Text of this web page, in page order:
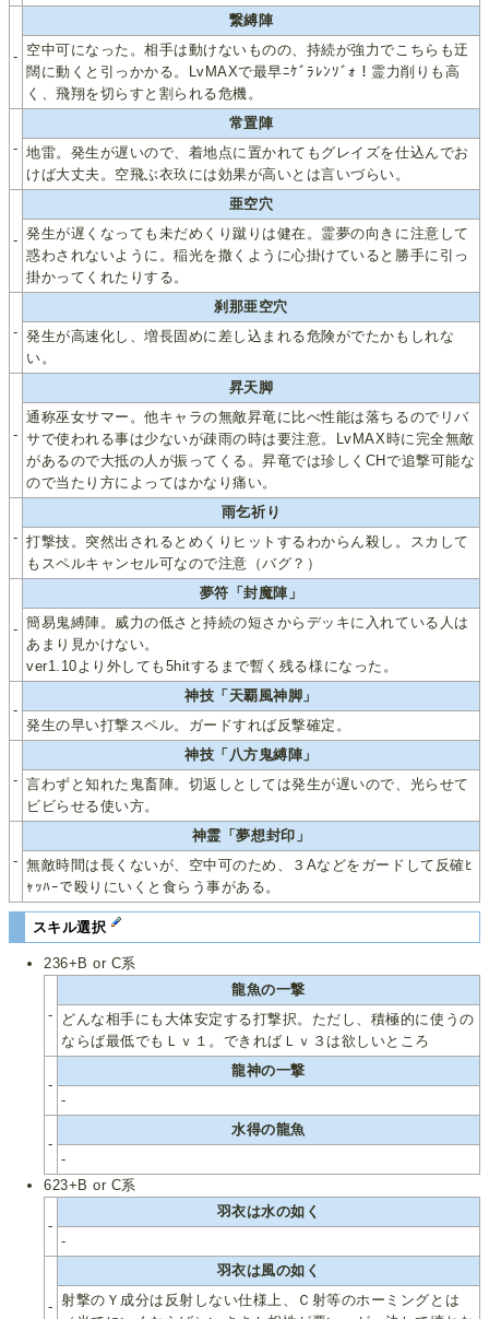
-
繋縛陣
空中可になった。相手は動けないものの、持続が強力でこちらも迂
闊に動くと引っかかる。LvMAXで最早ﾆｹﾞﾗﾚﾝｿﾞｫ！霊力削りも高
く、飛翔を切らすと割られる危機。
-
常置陣
地雷。発生が遅いので、着地点に置かれてもグレイズを仕込んでお
けば大丈夫。空飛ぶ衣玖には効果が高いとは言いづらい。
-
亜空穴
発生が遅くなっても未だめくり蹴りは健在。霊夢の向きに注意して
惑わされないように。稲光を撒くように心掛けていると勝手に引っ
掛かってくれたりする。
-
刹那亜空穴
発生が高速化し、増長固めに差し込まれる危険がでたかもしれな
い。
-
昇天脚
通称巫女サマー。他キャラの無敵昇竜に比べ性能は落ちるのでリバ
サで使われる事は少ないが疎雨の時は要注意。LvMAX時に完全無敵
があるので大抵の人が振ってくる。昇竜では珍しくCHで追撃可能な
ので当たり方によってはかなり痛い。
-
雨乞祈り
打撃技。突然出されるとめくりヒットするわからん殺し。スカして
もスペルキャンセル可なので注意（バグ？）
-
夢符「封魔陣」
簡易鬼縛陣。威力の低さと持続の短さからデッキに入れている人は
あまり見かけない。
ver1.10より外しても5hitするまで暫く残る様になった。
-
神技「天覇風神脚」
発生の早い打撃スペル。ガードすれば反撃確定。
-
神技「八方鬼縛陣」
言わずと知れた鬼畜陣。切返しとしては発生が遅いので、光らせて
ビビらせる使い方。
-
神霊「夢想封印」
無敵時間は長くないが、空中可のため、３Aなどをガードして反確ﾋ
ｬｯﾊｰで殴りにいくと食らう事がある。
スキル選択
236+B or C系
-
龍魚の一撃
どんな相手にも大体安定する打撃択。ただし、積極的に使うの
ならば最低でもＬｖ１。できればＬｖ３は欲しいところ
-
龍神の一撃
-
-
水得の龍魚
-
623+B or C系
-
羽衣は水の如く
-
-
羽衣は風の如く
射撃のＹ成分は反射しない仕様上、Ｃ射等のホーミングとは